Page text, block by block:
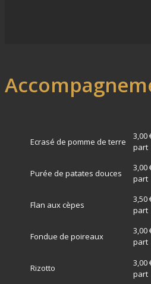
Ecrasé de pomme de terre
3,00
part
Purée de patates douces
3,00
part
Flan aux cèpes
3,50
part
Fondue de poireaux
3,00
part
Rizotto
3,00
part